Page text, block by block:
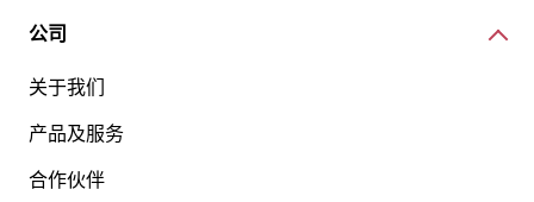
公司
关于我们
产品及服务
合作伙伴